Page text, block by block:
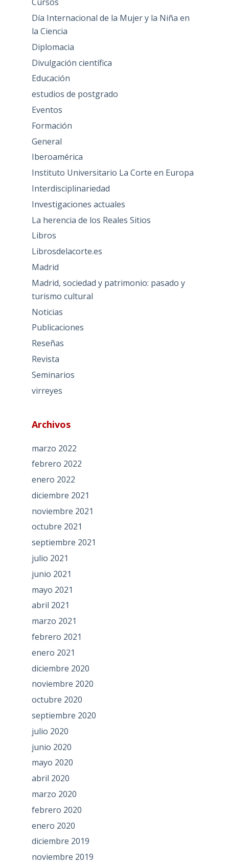
Día Internacional de la Mujer y la Niña en
la Ciencia
Diplomacia
Divulgación científica
Educación
estudios de postgrado
Eventos
Formación
General
Iberoamérica
Instituto Universitario La Corte en Europa
Interdisciplinariedad
Investigaciones actuales
La herencia de los Reales Sitios
Libros
Librosdelacorte.es
Madrid
Madrid, sociedad y patrimonio: pasado y
turismo cultural
Noticias
Publicaciones
Reseñas
Revista
Seminarios
virreyes
Archivos
marzo 2022
febrero 2022
enero 2022
diciembre 2021
noviembre 2021
octubre 2021
septiembre 2021
julio 2021
junio 2021
mayo 2021
abril 2021
marzo 2021
febrero 2021
enero 2021
diciembre 2020
noviembre 2020
octubre 2020
septiembre 2020
julio 2020
junio 2020
mayo 2020
abril 2020
marzo 2020
febrero 2020
enero 2020
diciembre 2019
noviembre 2019